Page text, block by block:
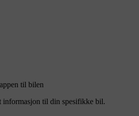
til bilen
informasjon til din spesifikke bil.